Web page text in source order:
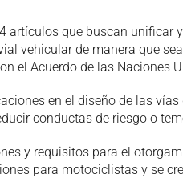
artículos que buscan unificar
vehicular de manera que
el Acuerdo de las Naciones
en el diseño de las
conductas de riesgo o
y requisitos para el
para motociclistas y se